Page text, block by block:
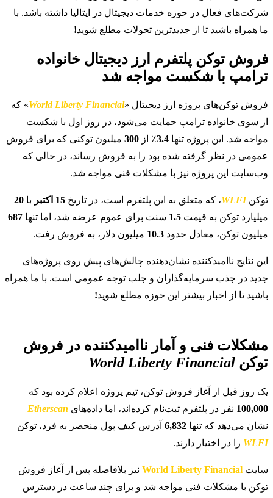
شرکت‌های فعال در حوزه خدمات دیجیتال در ایتالیا داشته باشد. با
ما همراه باشید تا از جدیدترین تحولات مطلع شوید!
فروش توکن پلتفرم ارز دیجیتال خانواده
ترامپ با شکست مواجه شد
فروش توکن‌های پروژه ارز دیجیتال «World Liberty Financial» که
از سوی خانواده ترامپ حمایت می‌شود، در روز اول با شکست
مواجه شد. این پروژه تنها 3.4٪ از 300 میلیون توکنی که برای فروش
عمومی در نظر گرفته شده بود را به فروش رساند، در حالی که
وب‌سایت این پروژه نیز با مشکلات فنی مواجه شد.
توکنWLFI، که متعلق به این پلتفرم است، در تاریخ 15 اکتبر با 20
میلیارد توکن به قیمت 1.5 سنت برای عموم عرضه شد، اما تنها 687
میلیون توکن، معادل حدود 10.3 میلیون دلار، به فروش رفت.
این نتایج ناامیدکننده نشان‌دهنده چالش‌های پیش روی پروژه‌های
جدید در جذب سرمایه‌گذاران و جلب توجه عمومی است. با ما همراه
باشید تا از اخبار بیشتر این حوزه مطلع شوید!
مشکلات فنی و آمار ناامیدکننده در فروش
توکن World Liberty Financial
یک روز قبل از آغاز فروش توکن، تیم پروژه اعلام کرده بود که
100,000 نفر در پلتفرم ثبت‌نام کرده‌اند، اما داده‌های Etherscan
نشان می‌دهد که تنها 6,832 آدرس کیف پول منحصر به فرد، توکن
WLFI را در اختیار دارند.
سایت World Liberty Financial نیز بلافاصله پس از آغاز فروش
توکن با مشکلات فنی مواجه شد و برای چند ساعت در دسترس